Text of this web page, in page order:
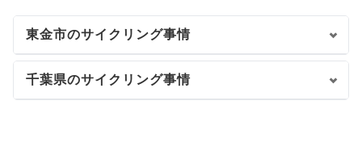
東金市のサイクリング事情
千葉県のサイクリング事情